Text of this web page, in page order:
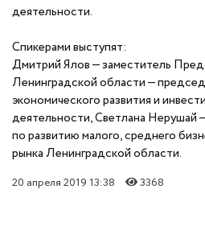
деятельности.
Спикерами выступят:
Дмитрий Ялов — заместитель
Ленинградской области —
экономического развития и
деятельности, Светлана Нерушай
по развитию малого, среднего
рынка Ленинградской области.
20 апреля 2019 13:38 3368